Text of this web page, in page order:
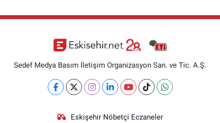
Sedef Medya Basım İletişim Organizasyon San. ve Tic. A.Ş.
Eskişehir Nöbetçi Eczaneler